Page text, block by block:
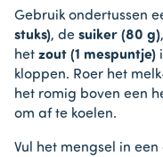
Gebruik ondertussen
stuks), de suiker (80 g)
het zout (1 mespuntje)
kloppen. Roer het
het romig boven een
om af te koelen.
Vul het mengsel in